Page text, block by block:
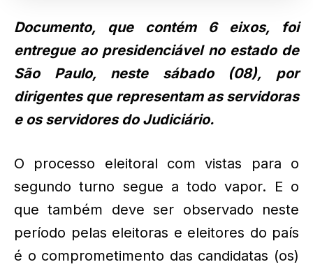
Documento, que contém 6 eixos, foi
entregue ao presidenciável no estado de
São Paulo, neste sábado (08), por
dirigentes que representam as servidoras
e os servidores do Judiciário.
O processo eleitoral com vistas para o
segundo turno segue a todo vapor. E o
que também deve ser observado neste
período pelas eleitoras e eleitores do país
é o comprometimento das candidatas (os)